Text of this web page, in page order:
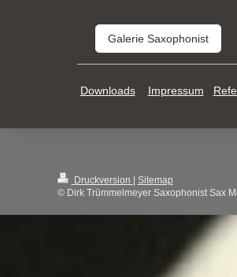
Galerie Saxophonist
Downloads Impressum
Druckversion
Sitemap
© Dirk Trümmelmeyer Saxophonist Sax